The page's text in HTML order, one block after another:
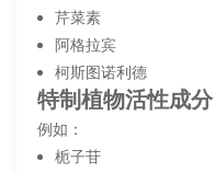
芹菜素
阿格拉宾
柯斯图诺利德
特制植物活性成分
例如：
栀子苷